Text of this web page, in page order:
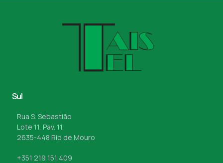
Sul
Rua S. Sebastião
Lote 11, Pav. 11,
2635-448 Rio de Mouro
+351 219 151 409